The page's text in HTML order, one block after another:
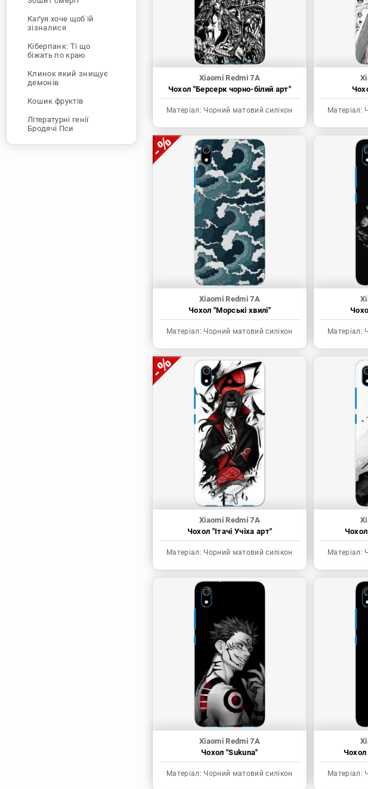
Xiaomi Redmi 7A
Чохол "Берсерк чорно-білий арт"
Матеріал: Чорний матовий силікон Матеріал:
Xiaomi Redmi 7A
Чохол "Морські хвилі"
Матеріал: Чорний матовий силікон Матеріал:
Xiaomi Redmi 7A
Чохол "Ітачі Учіха арт"
Матеріал: Чорний матовий силікон Матеріал:
Xiaomi Redmi 7A
Чохол "Sukuna"
Матеріал: Чорний матовий силікон
Чохол
Матеріал:
Каґуя хоче щоб їй
зізналися
Кіберпанк: Ті що
біжать по краю
Клинок який знищує
демонів
Кошик фруктів
Літературні генії
Бродячі Пси
Людина-бензопила